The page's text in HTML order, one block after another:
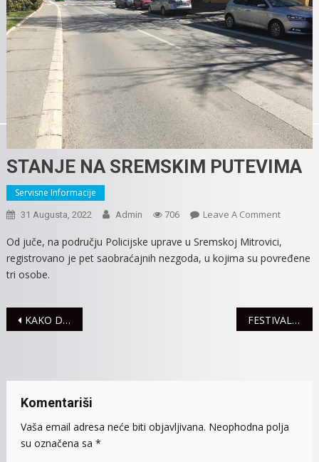
STANJE NA SREMSKIM PUTEVIMA
Servisne Informacije
31 Augusta, 2022 Admin 706 Leave A CommentOn
NA
Od juče, na području Policijske uprave u Sremskoj Mitrovici,
registrovano je pet saobraćajnih nezgoda, u kojima su povređene
tri osobe.
Navigacija
KAKO DO POSTUPKA UVERENJA O PROSEČNIM PRIMANJIMA PO ČLANOVIMA DOMAĆINSTVA FESTIVAL BESEDNIŠTVA OSUĐENIH LICA
Komentariši
Vaša email adresa neće biti objavljivana. Neophodna polja
su označena sa *